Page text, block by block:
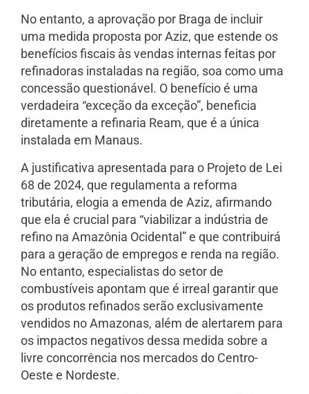
No entanto, a aprovação por Braga de incluir
uma medida proposta por Aziz, que estende os
benefícios fiscais às vendas internas feitas por
refinadoras instaladas na região, soa como uma
concessão questionável. O benefício é uma
verdadeira “exceção da exceção”, beneficia
diretamente a refinaria Ream, que é a única
instalada em Manaus.
A justificativa apresentada para o Projeto de Lei
68 de 2024, que regulamenta a reforma
tributária, elogia a emenda de Aziz, afirmando
que ela é crucial para “viabilizar a indústria de
refino na Amazônia Ocidental” e que contribuirá
para a geração de empregos e renda na região.
No entanto, especialistas do setor de
combustíveis apontam que é irreal garantir que
os produtos refinados serão exclusivamente
vendidos no Amazonas, além de alertarem para
os impactos negativos dessa medida sobre a
livre concorrência nos mercados do Centro-
Oeste e Nordeste.